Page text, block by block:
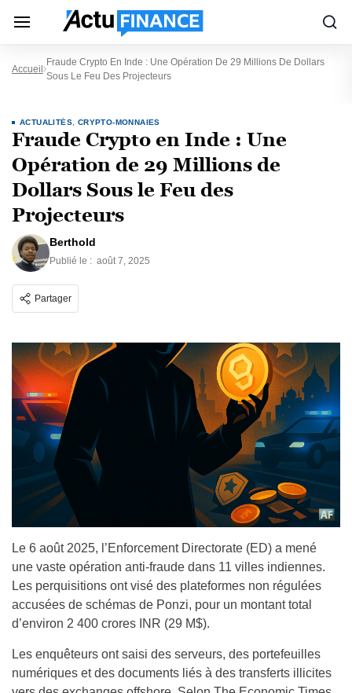
Accueil
Fraude Crypto En Inde : Une Opération De 29 Millions De Dollars
Sous Le Feu Des Projecteurs
ACTUALITÉS CRYPTO-MONNAIES
Fraude Crypto en Inde : Une
Opération de 29 Millions de
Dollars Sous le Feu des
Projecteurs
Berthold
Publié le : août 7, 2025
Partager
Le 6 août 2025, l’Enforcement Directorate (ED) a mené
une vaste opération anti-fraude dans 11 villes indiennes.
Les perquisitions ont visé des plateformes non régulées
accusées de schémas de Ponzi, pour un montant total
d’environ 2 400 crores INR (29 M$).
Les enquêteurs ont saisi des serveurs, des portefeuilles
numériques et des documents liés à des transferts illicites